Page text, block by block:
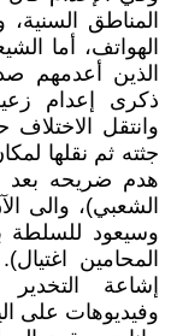
المناطق
الهواتف، أما
ذكرى إعدام
وانتقل
جثته ثم نقلها
هدم ضريحه بعد
الشعبي)، والى
وسيعود
المحامين
إشاعة
وفيديوهات على